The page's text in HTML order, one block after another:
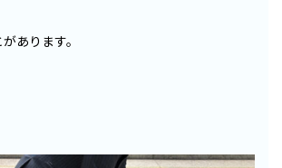
あります。